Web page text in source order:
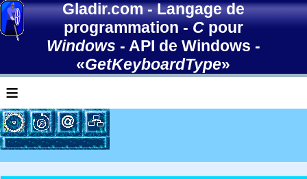
Gladir.com-Langage de
programmation-Cpour
Windows - API de Windows -
«GetKeyboardType»
≡